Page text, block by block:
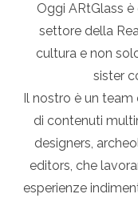
Oggi ARtGlass è
settore della
cultura e non
sister
Il nostro è un
di contenuti
designers,
editors, che
esperienze